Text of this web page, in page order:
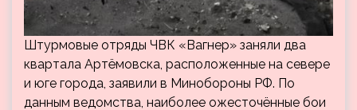
Штурмовые отряды ЧВК «Вагнер» заняли два
квартала Артёмовска, расположенные на севере
и юге города, заявили в Минобороны РФ. По
данным ведомства, наиболее ожесточённые бои